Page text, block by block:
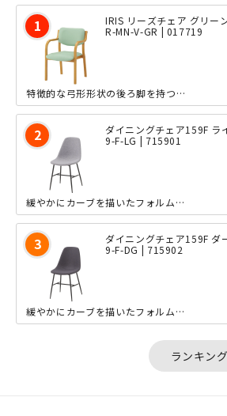
IRIS リーズチェア グリー
R-MN-V-GR | 017719
特徴的な弓形形状の後ろ脚を持つ、ダイニングチェア。上からの圧力が分散し、安定性に...
ダイニングチェア159F ラ
9-F-LG | 715901
緩やかにカーブを描いたフォルムが特徴的で360度どの角度から見ても美しい、ブルッ...
ダイニングチェア159F ダ
9-F-DG | 715902
緩やかにカーブを描いたフォルムが特徴的で360度どの角度から見ても美しい、ブルッ...
ランキン